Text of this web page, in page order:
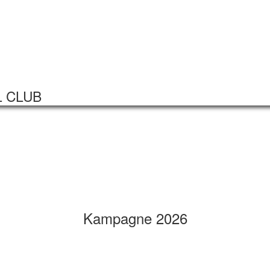
CLUB
Kampagne 2026